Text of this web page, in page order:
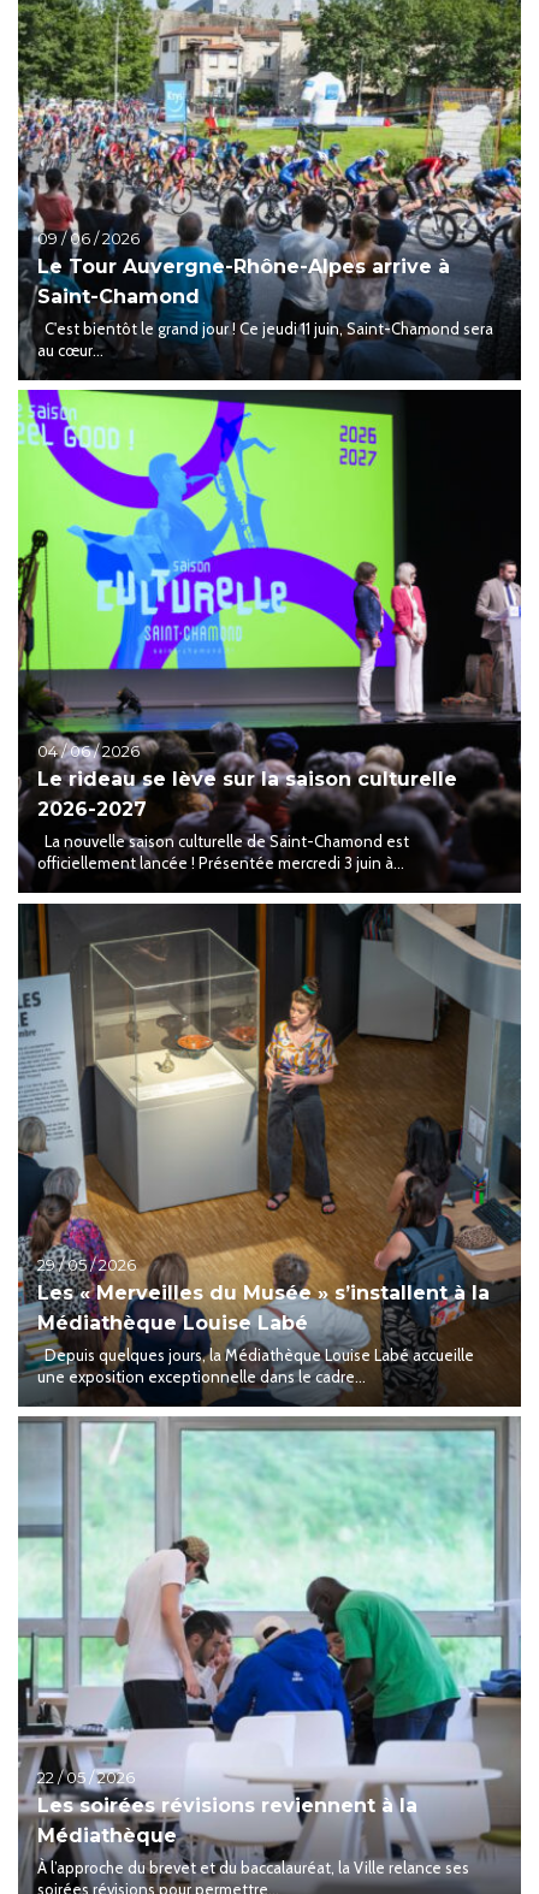
09 / 06 / 2026
Le Tour Auvergne-Rhône-Alpes arrive à
Saint-Chamond
C'est bientôt le grand jour ! Ce jeudi 11 juin, Saint-Chamond sera
au cœur...
04 / 06 / 2026
Le rideau se lève sur la saison culturelle
2026-2027
La nouvelle saison culturelle de Saint-Chamond est
officiellement lancée ! Présentée mercredi 3 juin à...
29 / 05 / 2026
Les « Merveilles du Musée » s’installent à la
Médiathèque Louise Labé
Depuis quelques jours, la Médiathèque Louise Labé accueille
une exposition exceptionnelle dans le cadre...
22 / 05 / 2026
Les soirées révisions reviennent à la
Médiathèque
À l’approche du brevet et du baccalauréat, la Ville relance ses
soirées révisions pour permettre...